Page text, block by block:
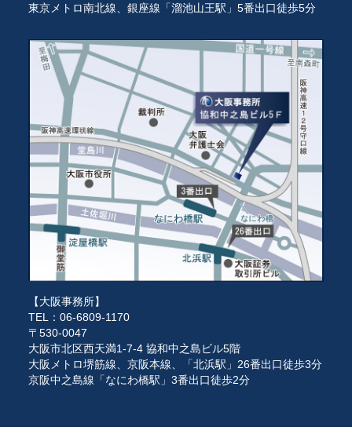
東京メトロ南北線、銀座線「溜池山王駅」5番出口徒歩5分
【大阪事務所】
TEL：06-6809-1170
〒530-0047
大阪市北区西天満1-7-4 協和中之島ビル5階
大阪メトロ堺筋線、京阪本線、「北浜駅」26番出口徒歩3分
京阪中之島線「なにわ橋駅」3番出口徒歩2分